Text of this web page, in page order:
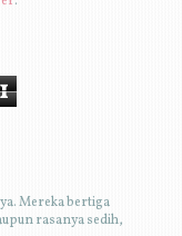
1
Mereka bertiga
rasanya sedih,